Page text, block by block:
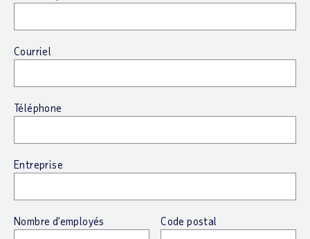
Courriel
Téléphone
Entreprise
Nombre d’employés Code postal